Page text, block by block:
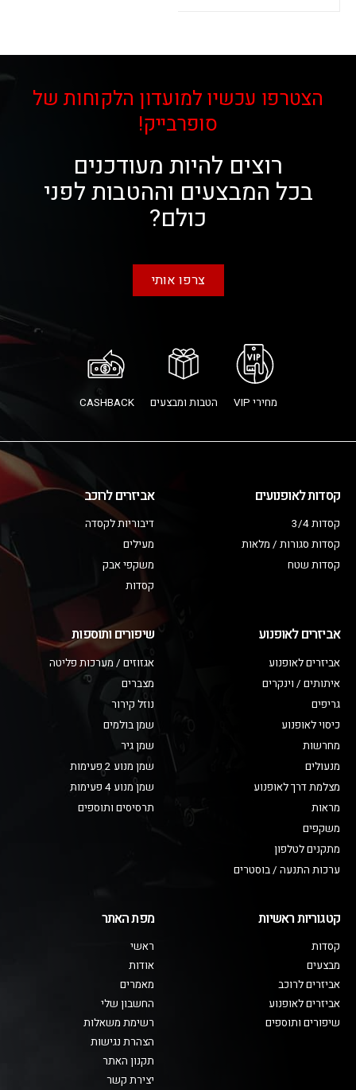
הצטרפו עכשיו למועדון הלקוחות של
סופרבייק!
רוצים להיות מעודכנים
בכל המבצעים וההטבות לפני
כולם?
צרפו אותי
מחירי VIP הטבות ומבצעים CASHBACK
קסדות לאופנועים
קסדות 3/4
קסדות סגורות / מלאות
קסדות שטח
אביזרים לרוכב
דיבוריות לקסדה
מעילים
משקפי אבק
קסדות
אביזרים לאופנוע
אביזרים לאופנוע
איתותים / וינקרים
גריפים
כיסוי לאופנוע
מחרשות
מנעולים
מצלמת דרך לאופנוע
מראות
משקפים
מתקנים לטלפון
ערכות התנעה / בוסטרים
שיפורים ותוספות
אגזוזים / מערכות פליטה
מצברים
נוזל קירור
שמן בולמים
שמן גיר
שמן מנוע 2 פעימות
שמן מנוע 4 פעימות
תרסיסים ותוספים
קטגוריות ראשיות
קסדות
מבצעים
אביזרים לרוכב
אביזרים לאופנוע
שיפורים ותוספים
מפת האתר
ראשי
אודות
מאמרים
החשבון שלי
רשימת משאלות
הצהרת נגישות
תקנון האתר
יצירת קשר